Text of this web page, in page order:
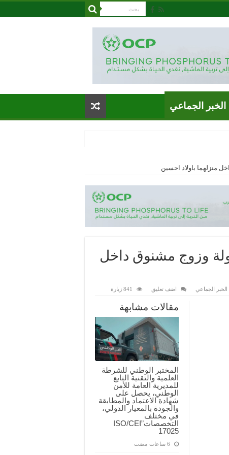
الجماعي
منزلهما باولاد احسين
وزوج مشنوق داخل
الجماعي اضف تعليق 841 زيارة
مقالات مشابهة
المختبر الوطني للشرطة
العلمية والتقنية التابع
للمديرية العامة للأمن
الوطني، يحصل على
شهادة الاعتماد والمطابقة
والجودة بالمعيار الدولي،
في مختلف
التخصصات”ISO/CEI
17025